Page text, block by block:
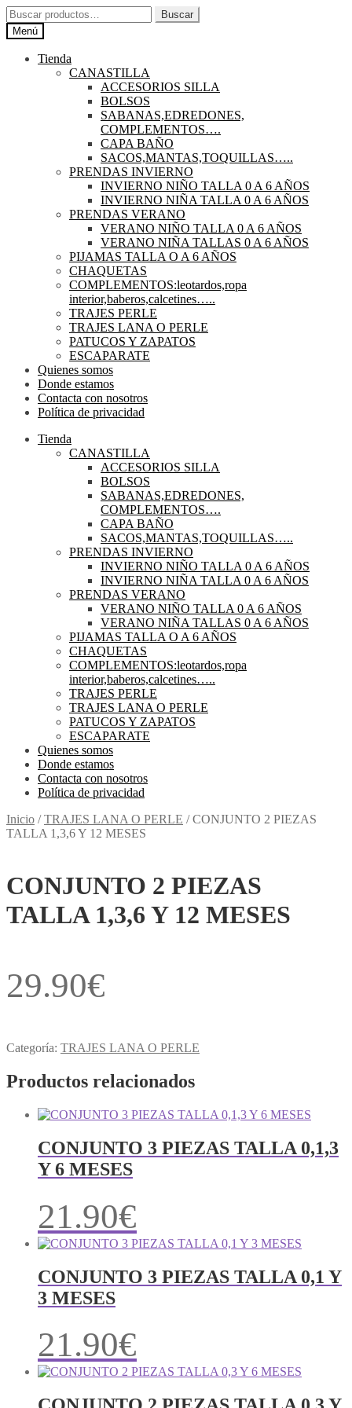
Ir
a
la
navegación
Ir
al
contenido
Buscar
por:
Buscar
Menú
Tienda
CANASTILLA
ACCESORIOS SILLA
BOLSOS
SABANAS,EDREDONES,
COMPLEMENTOS….
CAPA BAÑO
SACOS,MANTAS,TOQUILLAS…..
PRENDAS INVIERNO
INVIERNO NIÑO TALLA 0 A 6 AÑOS
INVIERNO NIÑA TALLA 0 A 6 AÑOS
PRENDAS VERANO
VERANO NIÑO TALLA 0 A 6 AÑOS
VERANO NIÑA TALLAS 0 A 6 AÑOS
PIJAMAS TALLA O A 6 AÑOS
CHAQUETAS
COMPLEMENTOS:leotardos,ropa
interior,baberos,calcetines…..
TRAJES PERLE
TRAJES LANA O PERLE
PATUCOS Y ZAPATOS
ESCAPARATE
Quienes somos
Donde estamos
Contacta con nosotros
Política de privacidad
Tienda
CANASTILLA
ACCESORIOS SILLA
BOLSOS
SABANAS,EDREDONES,
COMPLEMENTOS….
CAPA BAÑO
SACOS,MANTAS,TOQUILLAS…..
PRENDAS INVIERNO
INVIERNO NIÑO TALLA 0 A 6 AÑOS
INVIERNO NIÑA TALLA 0 A 6 AÑOS
PRENDAS VERANO
VERANO NIÑO TALLA 0 A 6 AÑOS
VERANO NIÑA TALLAS 0 A 6 AÑOS
PIJAMAS TALLA O A 6 AÑOS
CHAQUETAS
COMPLEMENTOS:leotardos,ropa
interior,baberos,calcetines…..
TRAJES PERLE
TRAJES LANA O PERLE
PATUCOS Y ZAPATOS
ESCAPARATE
Quienes somos
Donde estamos
Contacta con nosotros
Política de privacidad
Inicio /TRAJES LANA O PERLE /CONJUNTO 2 PIEZAS
TALLA 1,3,6 Y 12 MESES
CONJUNTO 2 PIEZAS
TALLA 1,3,6 Y 12 MESES
29.90€
Categoría: TRAJES LANA O PERLE
Productos relacionados
CONJUNTO 3 PIEZAS TALLA 0,1,3
Y 6 MESES
21.90€
CONJUNTO 3 PIEZAS TALLA 0,1 Y
3 MESES
21.90€